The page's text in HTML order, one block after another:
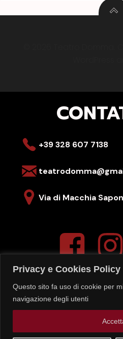
Privacy e Cookies Policy
Questo sito fa uso di cookie per
navigazione degli utenti
+39 328 607 7138
Via di Macchia
La segreteria del
LUN-VEN –
Gli spettacoli delSABATO
DOMENICA